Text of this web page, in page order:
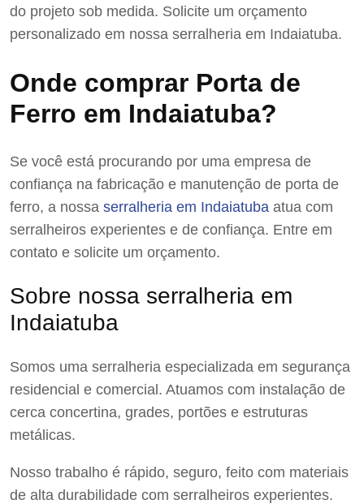
do projeto sob medida. Solicite um orçamento
personalizado em nossa serralheria em Indaiatuba.
Onde comprar Porta de
Ferro em Indaiatuba?
Se você está procurando por uma empresa de
confiança na fabricação e manutenção de porta de
ferro, a nossa serralheria em Indaiatuba atua com
serralheiros experientes e de confiança. Entre em
contato e solicite um orçamento.
Sobre nossa serralheria em
Indaiatuba
Somos uma serralheria especializada em segurança
residencial e comercial. Atuamos com instalação de
cerca concertina, grades, portões e estruturas
metálicas.
Nosso trabalho é rápido, seguro, feito com materiais
de alta durabilidade com serralheiros experientes.